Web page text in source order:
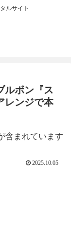
ルサイト
ルボン『ス
レンジで本
含まれています
2025.10.05